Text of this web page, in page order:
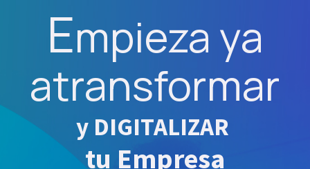
Empieza ya
atransformar
y DIGITALIZAR
tu Empresa